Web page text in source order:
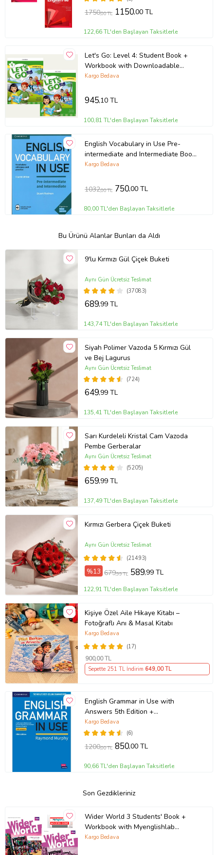
1750,00 TL 1150,00 TL
122,66 TL'den Başlayan Taksitlerle
Let's Go: Level 4: Student Book +
Workbook with Downloadable
Audios
Kargo Bedava
945,10 TL
100,81 TL'den Başlayan Taksitlerle
English Vocabulary in Use Pre-
intermediate and Intermediate Book
and CD
Kargo Bedava
1032,00 TL 750,00 TL
80,00 TL'den Başlayan Taksitlerle
Bu Ürünü Alanlar Bunları da Aldı
9'lu Kırmızı Gül Çiçek Buketi
(37083)
Aynı Gün Ücretsiz Teslimat
689,99 TL
143,74 TL'den Başlayan Taksitlerle
Siyah Polimer Vazoda 5 Kırmızı Gül
ve Bej Lagurus
(724)
Aynı Gün Ücretsiz Teslimat
649,99 TL
135,41 TL'den Başlayan Taksitlerle
Sarı Kurdeleli Kristal Cam Vazoda
Pembe Gerberalar
(5205)
Aynı Gün Ücretsiz Teslimat
659,99 TL
137,49 TL'den Başlayan Taksitlerle
Kırmızı Gerbera Çiçek Buketi
(21493)
Aynı Gün Ücretsiz Teslimat
%13 679,99 TL 589,99 TL
122,91 TL'den Başlayan Taksitlerle
Kişiye Özel Aile Hikaye Kitabı –
Fotoğraflı Anı & Masal Kitabı
(17)
Kargo Bedava
900,00 TL
Sepette 251 TL İndirim 649,00 TL
English Grammar in Use with
Answers 5th Edition +
Downloadable Audios CD
(6)
Kargo Bedava
1200,00 TL 850,00 TL
90,66 TL'den Başlayan Taksitlerle
Son Gezdikleriniz
Wider World 3 Students' Book +
Workbook with Myenglishlab
(Online Access Code lu)
Kargo Bedava